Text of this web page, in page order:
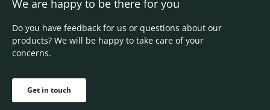
We are happy to be there for you
Do you have feedback for us or questions about our
products? We will be happy to take care of your
concerns.
Get in touch